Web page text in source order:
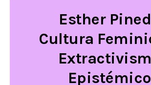
Esther
Cultura
Epistémico